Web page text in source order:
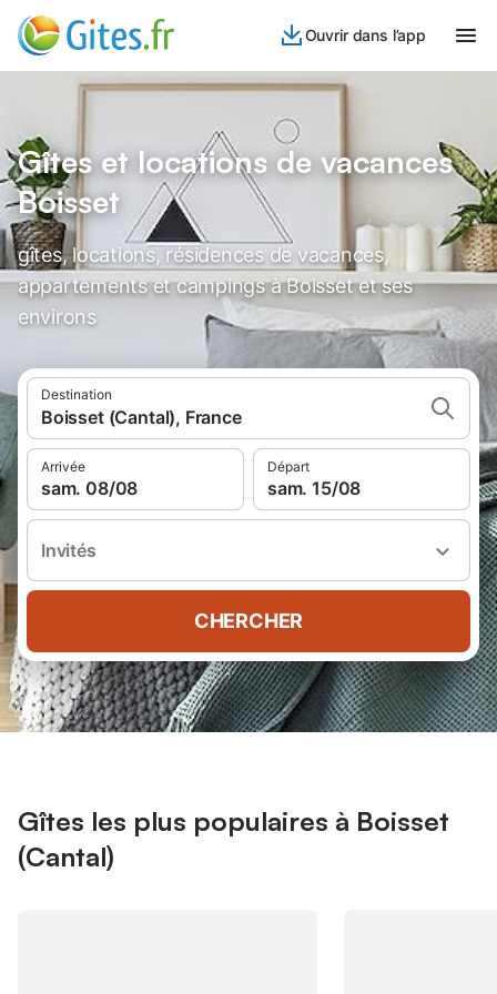
Ouvrir dans l’app
Gîtes et locations de vacances
Boisset
gîtes, locations, résidences de vacances,
appartements et campings à Boisset et ses
environs
Destination
Boisset (Cantal), France
Arrivée
sam. 08/08
Départ
sam. 15/08
Invités
CHERCHER
Gîtes les plus populaires à Boisset
(Cantal)